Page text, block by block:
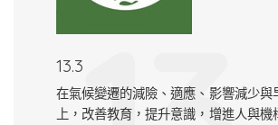
13.3
在氣候變遷的減險、適應、影響減少與
上，改善教育，提升意識，增進人與機